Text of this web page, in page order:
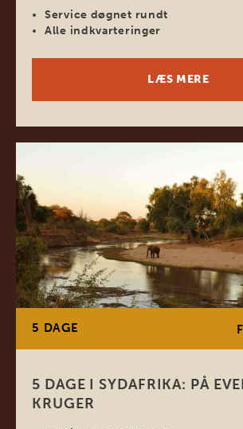
Service døgnet rundt
Alle indkvarteringer
LÆS MERE
5 DAGE
5 DAGE I SYDAFRIKA: PÅ
KRUGER